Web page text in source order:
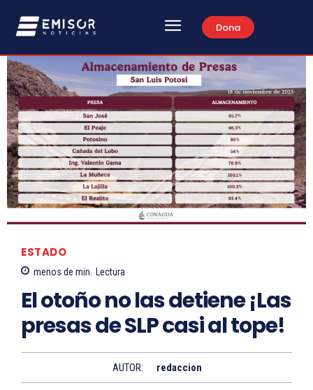
Dona
ESTADO
menos de min. Lectura
El otoño no las detiene ¡Las
presas de SLP casi al tope!
AUTOR: redaccion